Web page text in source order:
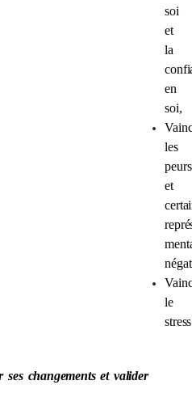
soi
et
la
en
soi,
les
peurs
et
le
ses changements et valider